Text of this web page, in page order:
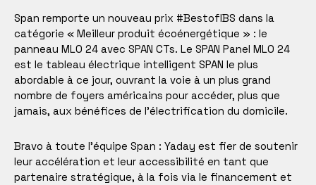
Span remporte un nouveau prix #BestofIBS dans la
catégorie « Meilleur produit écoénergétique » : le
panneau MLO 24 avec SPAN CTs. Le SPAN Panel MLO 24
est le tableau électrique intelligent SPAN le plus
abordable à ce jour, ouvrant la voie à un plus grand
nombre de foyers américains pour accéder, plus que
jamais, aux bénéfices de l’électrification du domicile.
Bravo à toute l’équipe Span : Yaday est fier de soutenir
leur accélération et leur accessibilité en tant que
partenaire stratégique, à la fois via le financement et